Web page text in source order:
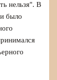
нельзя". В
было